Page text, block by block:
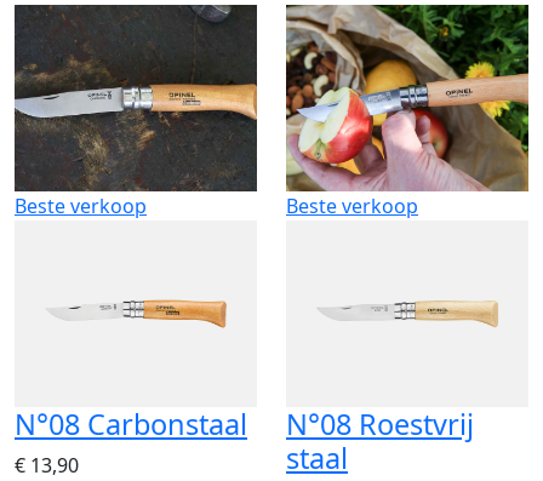
Beste verkoop
N°08 Carbonstaal
€ 13,90
Beste verkoop
N°08 Roestvrij
staal